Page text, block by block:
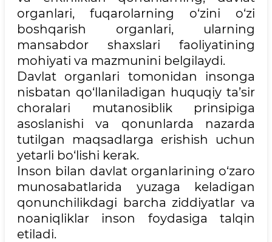
organlari, fuqarolarning o‘zini o‘zi
boshqarish organlari, ularning
mansabdor shaxslari faoliyatining
mohiyati va mazmunini belgilaydi.
Davlat organlari tomonidan insonga
nisbatan qo‘llaniladigan huquqiy ta’sir
choralari mutanosiblik prinsipiga
asoslanishi va qonunlarda nazarda
tutilgan maqsadlarga erishish uchun
yetarli bo‘lishi kerak.
Inson bilan davlat organlarining o‘zaro
munosabatlarida yuzaga keladigan
qonunchilikdagi barcha ziddiyatlar va
noaniqliklar inson foydasiga talqin
etiladi.